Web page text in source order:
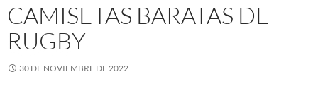
CAMISETAS BARATAS DE
RUGBY
30 DE NOVIEMBRE DE 2022